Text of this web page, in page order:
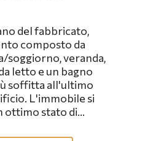
del fabbricato,
composto da
soggiorno, veranda,
letto e un bagno
soffitta all'ultimo
L'immobile si
ottimo stato di...